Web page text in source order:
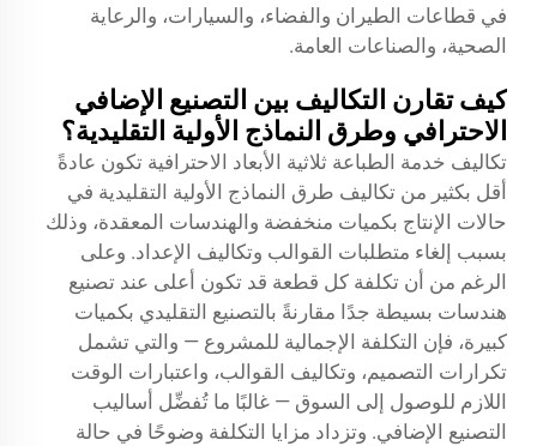
في قطاعات الطيران والفضاء، والسيارات، والرعاية
الصحية، والصناعات العامة.
كيف تقارن التكاليف بين التصنيع الإضافي
الاحترافي وطرق النماذج الأولية التقليدية؟
تكاليف خدمة الطباعة ثلاثية الأبعاد الاحترافية تكون عادةً
أقل بكثير من تكاليف طرق النماذج الأولية التقليدية في
حالات الإنتاج بكميات منخفضة والهندسات المعقدة، وذلك
بسبب إلغاء متطلبات القوالب وتكاليف الإعداد. وعلى
الرغم من أن تكلفة كل قطعة قد تكون أعلى عند تصنيع
هندسات بسيطة جدًا مقارنةً بالتصنيع التقليدي بكميات
كبيرة، فإن التكلفة الإجمالية للمشروع — والتي تشمل
تكرارات التصميم، وتكاليف القوالب، واعتبارات الوقت
اللازم للوصول إلى السوق — غالبًا ما تُفضِّل أساليب
التصنيع الإضافي. وتزداد مزايا التكلفة وضوحًا في حالة